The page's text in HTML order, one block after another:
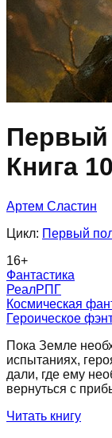
Первый
Книга 10
Артем Сластин
Цикл: Первый
16+
Фантастика
РеалРПГ
Космическая
Героическое
Пока Земле
испытаниях,
дали, где ему
вернуться с
Читать книгу